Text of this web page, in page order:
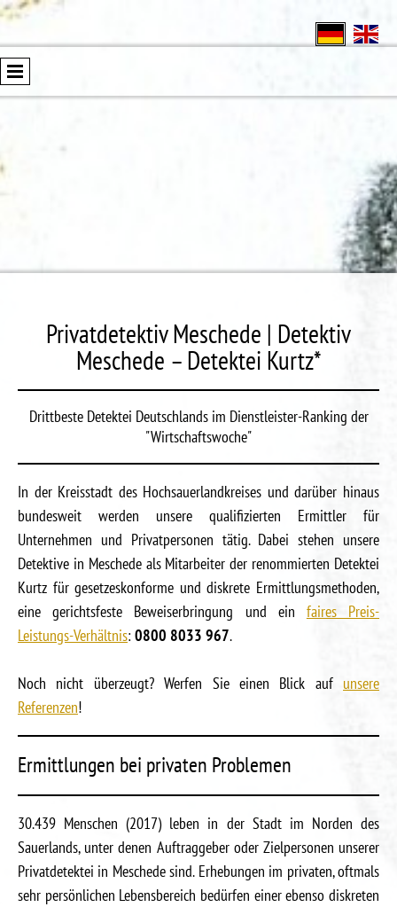
Privatdetektiv Meschede | Detektiv
Meschede – Detektei Kurtz*
Drittbeste Detektei Deutschlands im Dienstleister-Ranking der
"Wirtschaftswoche"
In der Kreisstadt des Hochsauerlandkreises und darüber hinaus
bundesweit werden unsere qualifizierten Ermittler für
Unternehmen und Privatpersonen tätig. Dabei stehen unsere
Detektive in Meschede als Mitarbeiter der renommierten Detektei
Kurtz für gesetzeskonforme und diskrete Ermittlungsmethoden,
eine gerichtsfeste Beweiserbringung und ein faires Preis-
Leistungs-Verhältnis: 0800 8033 967.
Noch nicht überzeugt? Werfen Sie einen Blick auf unsere
Referenzen!
Ermittlungen bei privaten Problemen
30.439 Menschen (2017) leben in der Stadt im Norden des
Sauerlands, unter denen Auftraggeber oder Zielpersonen unserer
Privatdetektei in Meschede sind. Erhebungen im privaten, oftmals
sehr persönlichen Lebensbereich bedürfen einer ebenso diskreten